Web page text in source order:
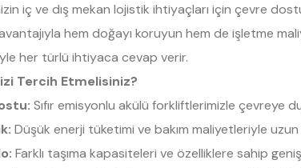
iç ve dış mekan lojistik ihtiyaçları için çevre
hem doğayı koruyun hem de işletme
her türlü ihtiyaca cevap verir.
Tercih Etmelisiniz?
Sıfır emisyonlu akülü forkliftlerimizle çevreye
Düşük enerji tüketimi ve bakım maliyetleriyle
Farklı taşıma kapasiteleri ve özelliklere sahip